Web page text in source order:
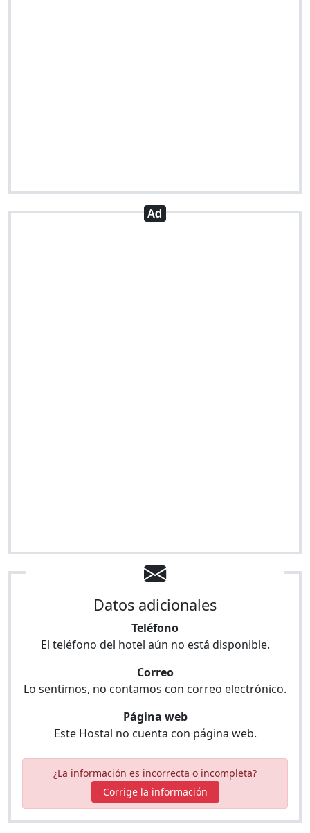
Datos adicionales
Teléfono
El teléfono del hotel aún no está disponible.
Correo
Lo sentimos, no contamos con correo electrónico.
Página web
Este Hostal no cuenta con página web.
¿La información es incorrecta o incompleta?
Corrige la información